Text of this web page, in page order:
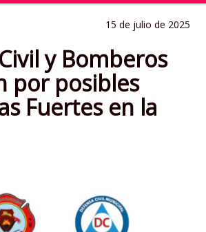
15 de julio de 2025
y Bomberos
por posibles
Fuertes en la